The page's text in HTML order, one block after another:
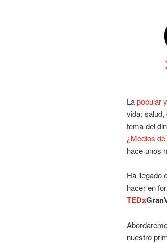
Lapopular
vida:
tema del
¿Medios
hace unos
Ha llegado
hacer en
TEDx
nuestro